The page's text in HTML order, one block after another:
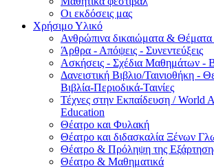
Οι εκδόσεις μας
Χρήσιμο Υλικό
Ανθρώπινα δικαιώματα &
Άρθρα - Απόψεις - Συνεντεύξεις
Ασκήσεις - Σχέδια Μαθημάτων -
Δανειστική Βιβλιο/Ταινιοθήκη -
Βιβλία-Περιοδικά-Ταινίες
Τέχνες στην Εκπαίδευση / World
Education
Θέατρο και Φυλακή
Θέατρο και διδασκαλία Ξένων
Θέατρο & Πρόληψη της
Θέατρο & Μαθηματικά